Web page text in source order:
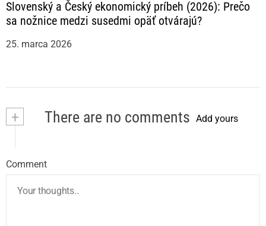
Slovenský a Český ekonomický príbeh (2026): Prečo
sa nožnice medzi susedmi opäť otvárajú?
25. marca 2026
+ There are no comments Add yours
Comment